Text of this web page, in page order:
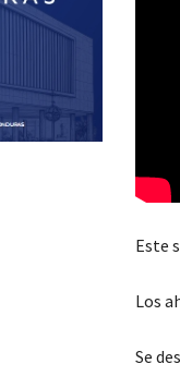
Este
Los
Se